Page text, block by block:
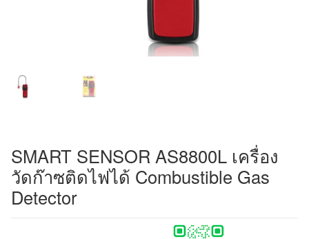
SMART SENSOR AS8800L เครื่อง
วัดก๊าซติดไฟได้ Combustible Gas
Detector